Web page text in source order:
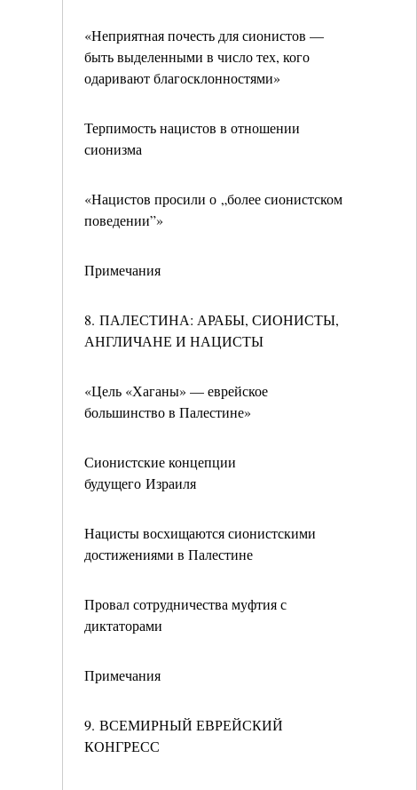
«Неприятная почесть для сионистов —
быть выделенными в число тех, кого
одаривают благосклонностями»
Терпимость нацистов в отношении
сионизма
«Нацистов просили о „более сионистском
поведении”»
Примечания
8. ПАЛЕСТИНА: АРАБЫ, СИОНИСТЫ,
АНГЛИЧАНЕ И НАЦИСТЫ
«Цель «Хаганы» — еврейское
большинство в Палестине»
Сионистские концепции
будущего Израиля
Нацисты восхищаются сионистскими
достижениями в Палестине
Провал сотрудничества муфтия с
диктаторами
Примечания
9. ВСЕМИРНЫЙ ЕВРЕЙСКИЙ
КОНГРЕСС